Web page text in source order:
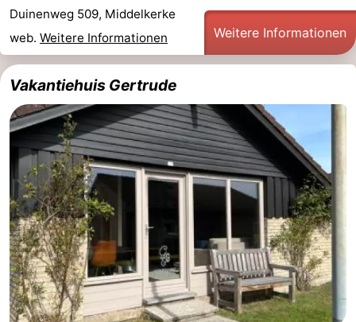
Aussichtspunkte
Attraktionen
-
Bauernhöfe
-
Spielplätze
-
Indoor-
Spielplätze
Bowling
Minigolfplätze
Wellness-
Zentren
Dörfer
&
Natur
Duinenweg 509, Middelkerke
web. Weitere Informationen Weitere Informationen
Vakantiehuis Gertrude